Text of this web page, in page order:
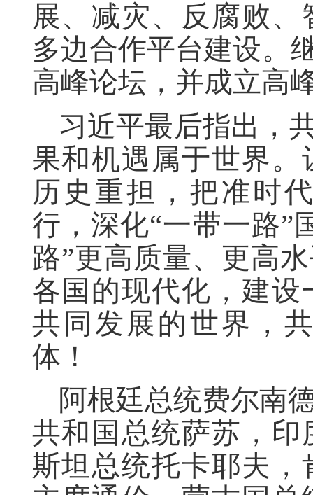
展、减灾、反腐败
多边合作平台建设。
高峰论坛，并成立高
习近平最后指出，
果和机遇属于世界
历史重担，把准时
行，深化“一带一路”
路”更高质量、更高
各国的现代化，建
共同发展的世界，
体！
阿根廷总统费尔南
共和国总统萨苏，
斯坦总统托卡耶夫